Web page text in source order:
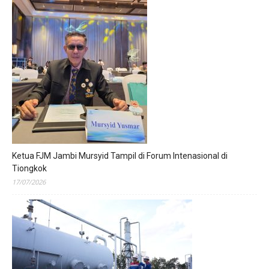
Ketua FJM Jambi Mursyid Tampil di Forum Intenasional di
Tiongkok
17/07/2026